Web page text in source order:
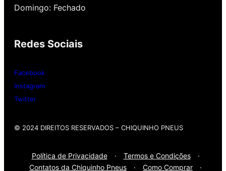
Whatsap: (11) 3588-4540
Domingo: Fechado
Redes Sociais
Facebook
Instagram
Twitter
© 2024 DIREITOS RESERVADOS​ – CHIQUINHO PNEUS
Política de Privacidade · Termos e Condições
·
Contatos da Chiquinho Pneus
· Como Comprar ·